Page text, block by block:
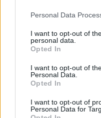
Personal Data
I want to opt-out of
personal data.
Opted In
I want to opt-out of
Personal Data.
Opted In
I want to opt-out of
Personal Data for
de basis bij FC
Servische media
Ouazane met
Ajax zet grote
ruime zege op
Dusan Tadic kijkt